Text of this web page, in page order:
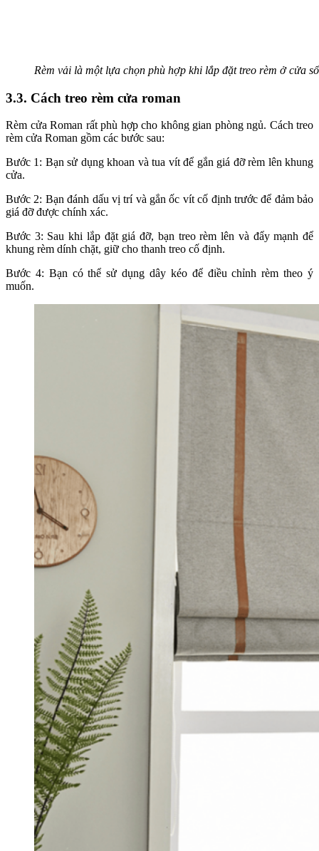
Rèm vải là một lựa chọn phù hợp khi lắp đặt treo rèm ở cửa sổ
3.3. Cách treo rèm cửa roman
Rèm cửa Roman rất phù hợp cho không gian phòng ngủ. Cách treo
rèm cửa Roman gồm các bước sau:
Bước 1: Bạn sử dụng khoan và tua vít để gắn giá đỡ rèm lên khung
cửa.
Bước 2: Bạn đánh dấu vị trí và gắn ốc vít cố định trước để đảm bảo
giá đỡ được chính xác.
Bước 3: Sau khi lắp đặt giá đỡ, bạn treo rèm lên và đẩy mạnh để
khung rèm dính chặt, giữ cho thanh treo cố định.
Bước 4: Bạn có thể sử dụng dây kéo để điều chỉnh rèm theo ý
muốn.